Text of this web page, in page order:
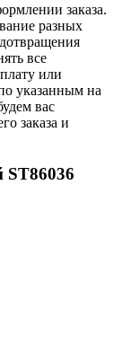
заказа.
разных
все
или
указанным на
вас
заказа и